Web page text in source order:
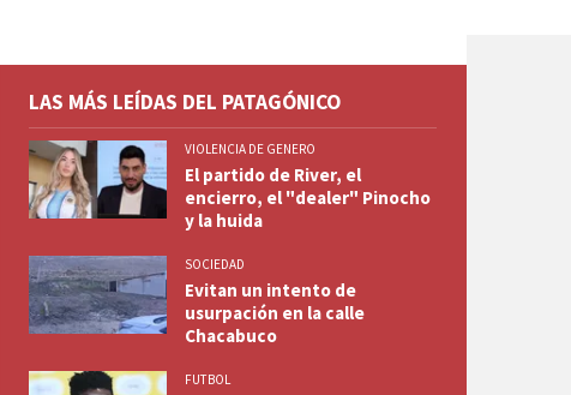
LAS MÁS LEÍDAS DEL PATAGÓNICO
VIOLENCIA DE GENERO
El partido de River, el
encierro, el "dealer" Pinocho
y la huida
SOCIEDAD
Evitan un intento de
usurpación en la calle
Chacabuco
FUTBOL